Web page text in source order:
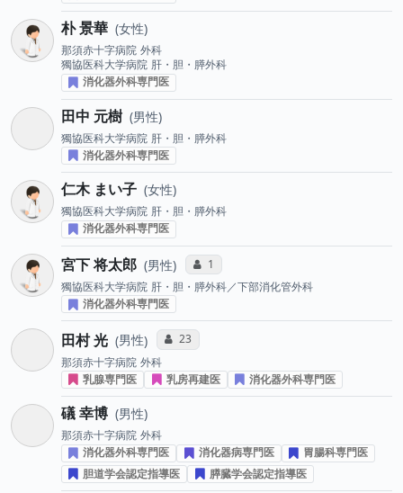
朴 景華 女性
那須赤十字病院 外科
獨協医科大学病院 肝・胆・膵外科
消化器外科専門医
田中 元樹 男性
獨協医科大学病院 肝・胆・膵外科
消化器外科専門医
仁木 まい子 女性
獨協医科大学病院 肝・胆・膵外科
消化器外科専門医
宮下 将太郎 男性 コミュニケーション・タイプ投票数
1
獨協医科大学病院 肝・胆・膵外科／下部消化管外科
消化器外科専門医
田村 光 男性 コミュニケーション・タイプ投票数
23
那須赤十字病院 外科
乳腺専門医
乳房再建医 消化器外科専門医
礒 幸博 男性
那須赤十字病院 外科
消化器外科専門医
消化器病専門医
胃腸科専門医
胆道学会認定指導医
膵臓学会認定指導医